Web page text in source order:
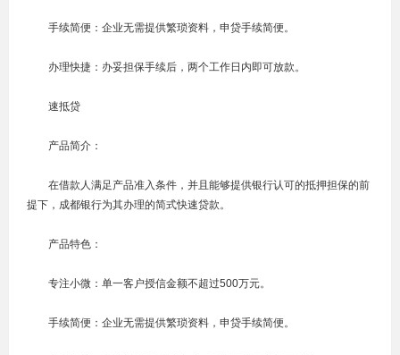
手续简便：企业无需提供繁琐资料，申贷手续简便。
办理快捷：办妥担保手续后，两个工作日内即可放款。
速抵贷
产品简介：
在借款人满足产品准入条件，并且能够提供银行认可的抵押担保的前
提下，成都银行为其办理的简式快速贷款。
产品特色：
专注小微：单一客户授信金额不超过500万元。
手续简便：企业无需提供繁琐资料，申贷手续简便。